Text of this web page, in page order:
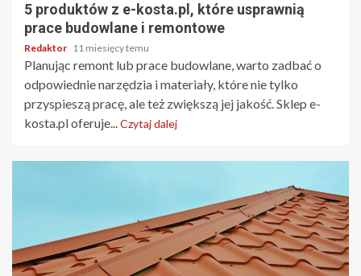
5 produktów z e-kosta.pl, które usprawnią
prace budowlane i remontowe
Redaktor 11 miesięcy temu
Planując remont lub prace budowlane, warto zadbać o
odpowiednie narzędzia i materiały, które nie tylko
przyspieszą pracę, ale też zwiększą jej jakość. Sklep e-
kosta.pl oferuje...Czytaj dalej